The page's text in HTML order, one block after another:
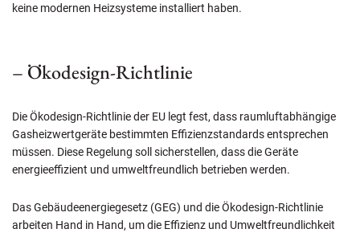
keine modernen Heizsysteme installiert haben.
– Ökodesign-Richtlinie
Die Ökodesign-Richtlinie der EU legt fest, dass raumluftabhängige
Gasheizwertgeräte bestimmten Effizienzstandards entsprechen
müssen. Diese Regelung soll sicherstellen, dass die Geräte
energieeffizient und umweltfreundlich betrieben werden.
Das Gebäudeenergiegesetz (GEG) und die Ökodesign-Richtlinie
arbeiten Hand in Hand, um die Effizienz und Umweltfreundlichkeit